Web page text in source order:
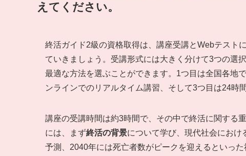
えてください。
終活ガイド2級の資格取得は、講座受講とWebテスト
ていきましょう。受講形式には大きく分けて3つの選
最適な方法を選ぶことができます。1つ目は全国各地
ンラインでのリアルタイム講習、そして3つ目は24時
講座の受講時間は約3時間で、その中で終活に関する
には、まず終活の背景について学び、現代社会におけ
予測、2040年には死亡者数がピークを迎えるといっ